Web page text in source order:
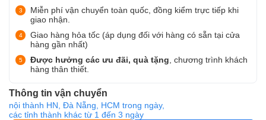
Miễn phí vận chuyển toàn quốc, đồng kiểm trực tiếp khi
giao nhận.
Giao hàng hỏa tốc (áp dụng đối với hàng có sẵn tại cửa
hàng gần nhất)
Được hưởng các ưu đãi, quà tặng , chương trình khách
hàng thân thiết.
Thông tin vận chuyển
nội thành HN, Đà Nẵng, HCM trong ngày,
các tỉnh thành khác từ 1 đến 3 ngày